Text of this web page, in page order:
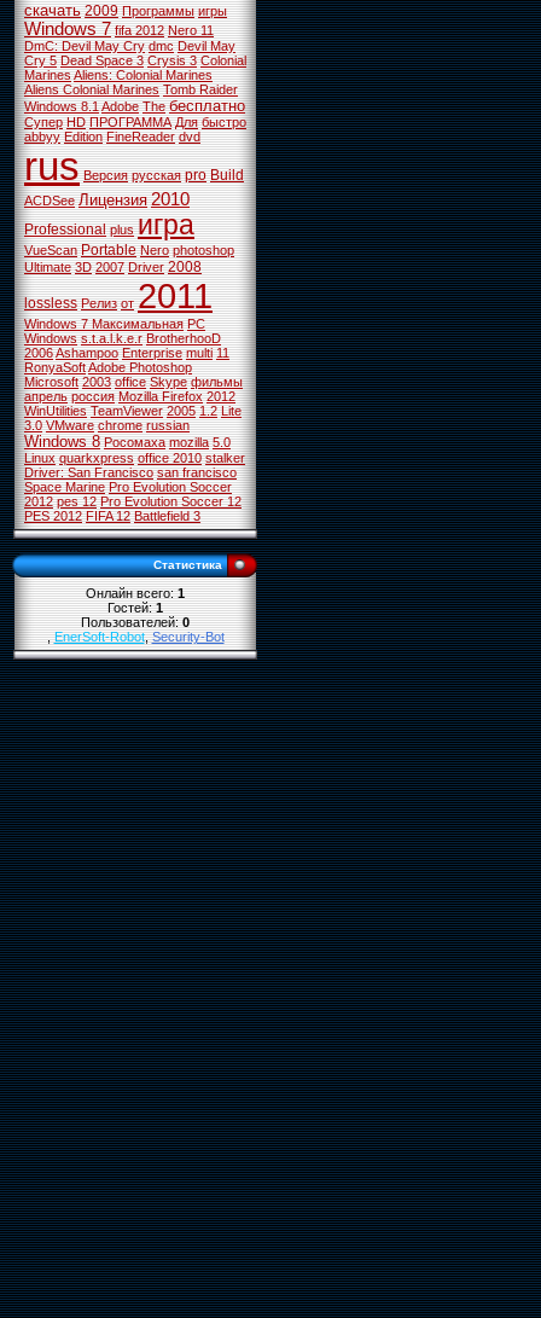
скачать 2009 Программы игры
Windows 7 fifa 2012 Nero 11
DmC: Devil May Cry dmc Devil May
Cry 5 Dead Space 3 Crysis 3 Colonial
MarinesAliens: Colonial Marines
Aliens Colonial Marines Tomb Raider
Windows 8.1Adobe The бесплатно
Супер HD ПРОГРАММА Для быстро
abbyy Edition FineReader dvd
rus Версия русская pro Build
ACDSee Лицензия 2010
Professional plus игра
VueScan Portable Nero photoshop
Ultimate 3D 2007 Driver 2008
lossless Релиз от 2011
Windows 7 Максимальная PC
Windows s.t.a.l.k.e.r BrotherhooD
2006Ashampoo Enterprise multi 11
RonyaSoftAdobe Photoshop
Microsoft 2003 office Skype фильмы
апрель россия Mozilla Firefox 2012
WinUtilities TeamViewer 2005 1.2 Lite
3.0 VMware chrome russian
Windows 8 Росомаха mozilla 5.0
Linux quarkxpress office 2010 stalker
Driver: San Francisco san francisco
Space Marine Pro Evolution Soccer
2012 pes 12 Pro Evolution Soccer 12
PES 2012 FIFA 12 Battlefield 3
Статистика
Онлайн всего:1
Гостей:1
Пользователей:0
,EnerSoft-Robot,Security-Bot